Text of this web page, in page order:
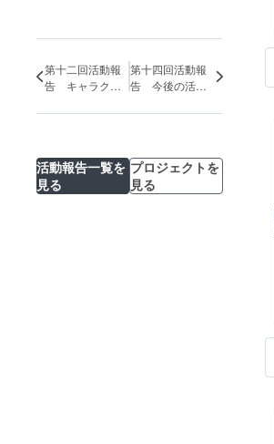
第十二回活動報
告 キャラク
第十四回活動報
告 今後の活動
活動報告一覧を
見る
プロジェクトを
見る